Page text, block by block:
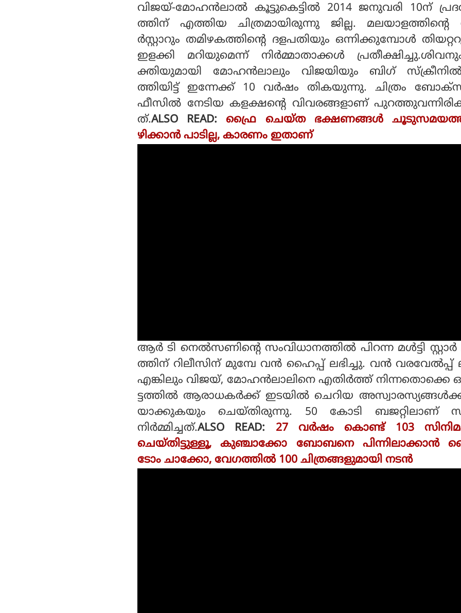
വിജയ്-മോഹന്‍ലാല്‍ കൂട്ടുകെട്ടില്‍ 2014 ജനുവരി 10ന്
ത്തിന് എത്തിയ ചിത്രമായിരുന്നു ജില്ല. മലയാളത്തിന്റെ
ര്‍സ്റ്റാറും തമിഴകത്തിന്റെ ദളപതിയും ഒന്നിക്കുമ്പോള്‍
ഇളക്കി മറിയുമെന്ന് നിര്‍മ്മാതാക്കള്‍
ക്തിയുമായി മോഹന്‍ലാലും വിജയിയും ബിഗ്
ത്തിയിട്ട് ഇന്നേക്ക് 10 വര്‍ഷം തികയുന്നു. ചിത്രം
ഫീസില്‍ നേടിയ കളക്ഷന്റെ വിവരങ്ങളാണ്
ത്.ALSO READ:ഫ്രൈ ചെയ്ത ഭക്ഷണങ്ങള്‍
ഴിക്കാന്‍ പാടില്ല, കാരണം ഇതാണ്
ആര്‍ ടി നെല്‍സണിന്റെ സംവിധാനത്തില്‍ പിറന്ന മള്‍ട്ടി സ്റ്റാര്‍
ത്തിന് റിലീസിന് മുമ്പേ വന്‍ ഹൈപ്പ് ലഭിച്ചു. വന്‍ വരവേല്‍പ്പ്
എങ്കിലും വിജയ്, മോഹന്‍ലാലിനെ എതിര്‍ത്ത് നിന്നതൊക്കെ
ട്ടത്തില്‍ ആരാധകര്‍ക്ക് ഇടയില്‍ ചെറിയ
യാക്കുകയും ചെയ്തിരുന്നു. 50 കോടി ബജറ്റിലാണ്
നിര്‍മ്മിച്ചത്.ALSO READ: 27 വര്‍ഷം കൊണ്ട് 103
ചെയ്തിട്ടുള്ളൂ, കുഞ്ചാക്കോ ബോബനെ പിന്നിലാക്കാന്‍
ടോം ചാക്കോ, വേഗത്തില്‍ 100 ചിത്രങ്ങളുമായി നടന്‍